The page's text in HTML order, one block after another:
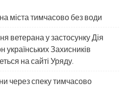
міста тимчасово без води
ветерана у застосунку Дія
українських Захисників
на сайті Уряду.
через спеку тимчасово